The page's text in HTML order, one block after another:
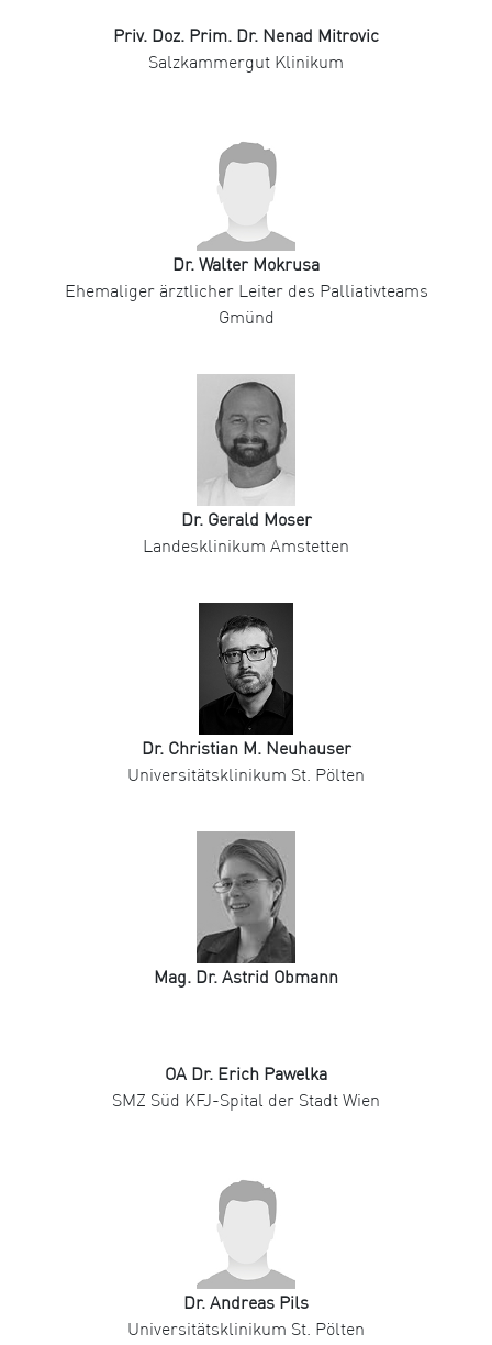
Priv. Doz. Prim. Dr. Nenad Mitrovic
Salzkammergut Klinikum
Dr. Walter Mokrusa
Ehemaliger ärztlicher Leiter des Palliativteams
Gmünd
Dr. Gerald Moser
Landesklinikum Amstetten
Dr. Christian M. Neuhauser
Universitätsklinikum St. Pölten
Mag. Dr. Astrid Obmann
OA Dr. Erich Pawelka
SMZ Süd KFJ-Spital der Stadt Wien
Dr. Andreas Pils
Universitätsklinikum St. Pölten